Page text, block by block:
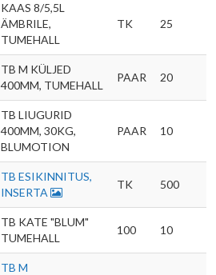
KAAS 8/5,5L
ÄMBRILE,
TUMEHALL
TK 25
TB M KÜLJED
400MM, TUMEHALL
PAAR 20
TB LIUGURID
400MM, 30KG,
BLUMOTION
PAAR 10
TB ESIKINNITUS,
INSERTA
TK 500
TB KATE "BLUM"
TUMEHALL
100 10
TB M